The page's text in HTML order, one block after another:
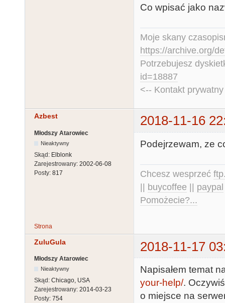
Co wpisać jako
Moje skany
https://archive.org/
Potrzebujesz
id=18887
<-- Kontakt
Azbest 2018-11-16
Młodszy Atarowiec
Nieaktywny
Skąd: Elblonk
Zarejestrowany: 2002-06-08
Posty: 817
Podejrzewam, ze
Chcesz wesprzeć
buycoffee paypal
Pomożecie?...
Strona
ZuluGula 2018-11-17
Młodszy Atarowiec
Nieaktywny
Skąd: Chicago, USA
Zarejestrowany: 2014-03-23
Posty: 754
Napisałem temat
your-help/.
o miejsce na